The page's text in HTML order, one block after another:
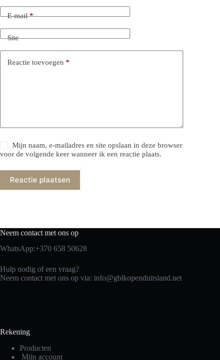
E-mail*
Site
Reactie toevoegen *
Mijn naam, e-mailadres en site opslaan in deze browser
voor de volgende keer wanneer ik een reactie plaats.
Reactie plaatsen
Neem contact met ons op
WhatsApp:+370 658 50628
Hulp nodig of een vraag?
Neem contact met ons op via: info@gblkopenduitsland.net
Rekening
Producten
Mijn account